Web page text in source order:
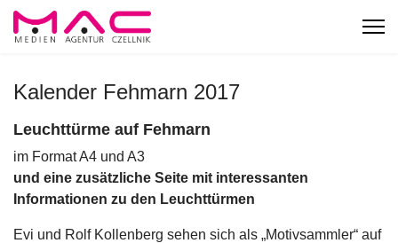
Kalender Fehmarn 2017
Leuchttürme auf Fehmarn
im Format A4 und A3
und eine zusätzliche Seite mit interessanten
Informationen zu den Leuchttürmen
Evi und Rolf Kollenberg sehen sich als „Motivsammler“ auf